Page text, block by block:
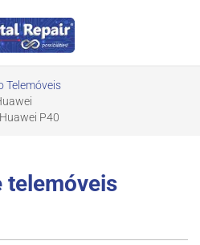
Telemóveis
P40
telemóveis